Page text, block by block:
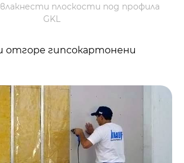
плоскости под профила
GKL
отгоре гипсокартонени